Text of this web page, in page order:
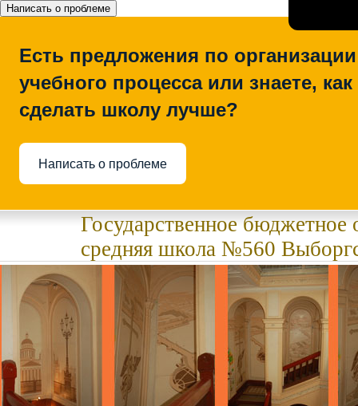
Написать о проблеме
Есть предложения по организации
учебного процесса или знаете, как
сделать школу лучше?
Написать о проблеме
Государственное бюджетное
средняя школа №560